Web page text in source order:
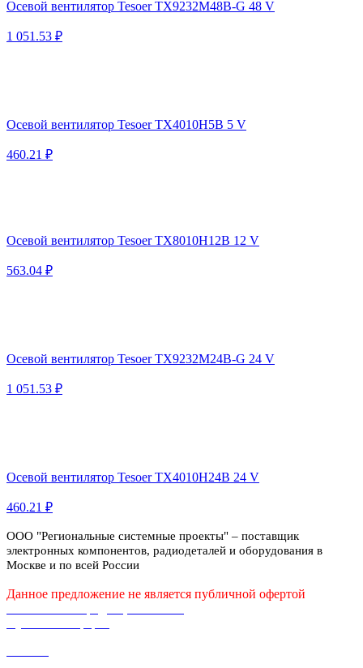
Осевой вентилятор Tesoer TX9232M48B-G 48 V
1 051.53 ₽
Осевой вентилятор Tesoer TX4010H5B 5 V
460.21 ₽
Осевой вентилятор Tesoer TX8010H12B 12 V
563.04 ₽
Осевой вентилятор Tesoer TX9232M24B-G 24 V
1 051.53 ₽
Осевой вентилятор Tesoer TX4010H24B 24 V
460.21 ₽
ООО "Региональные системные проекты" – поставщик
электронных компонентов, радиодеталей и оборудования в
Москве и по всей России
Данное предложение не является публичной офертой